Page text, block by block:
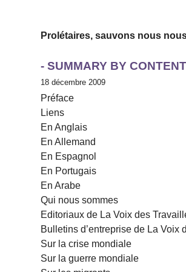
Prolétaires, sauvons nous
- SUMMARY BY
18 décembre 2009
Préface
Liens
En Anglais
En Allemand
En Espagnol
En Portugais
En Arabe
Qui nous sommes
Editoriaux de La Voix des
Bulletins d’entreprise de La Voix
Sur la crise mondiale
Sur la guerre mondiale